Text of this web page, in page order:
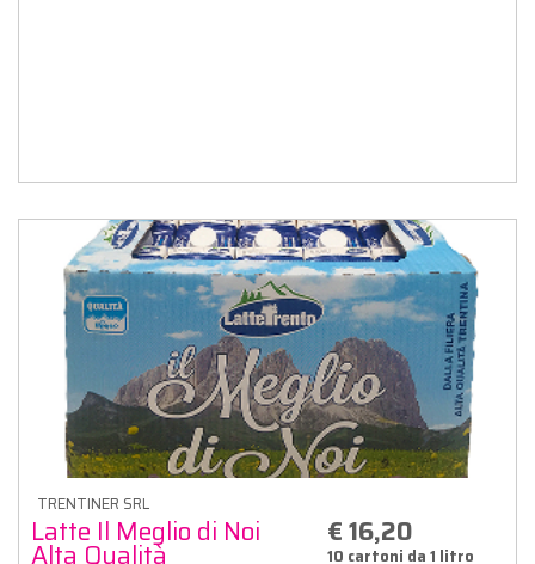
TRENTINER SRL
Latte Il Meglio di Noi
Alta Qualità
€ 16,20
10 cartoni da 1 litro